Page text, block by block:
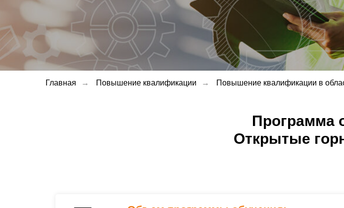
Главная → Повышение квалификации → Повышение квалификации в
Программа
Открытые